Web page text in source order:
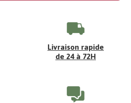
Livraison rapide
de 24 à 72H